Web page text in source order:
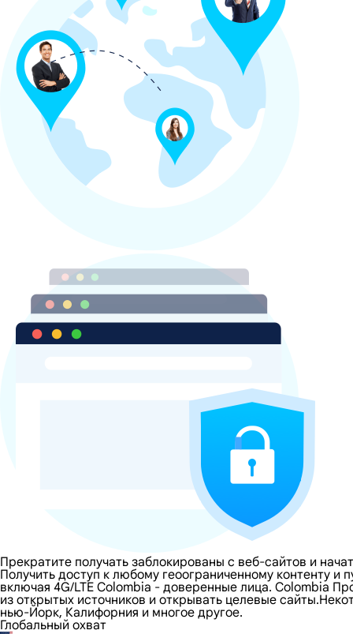
Прекратите получать заблокированы с веб-сайтов и
Получить доступ к любому геоограниченному контенту
включая 4G/LTE Colombia - доверенные лица. Colombia
из открытых источников и открывать целевые
нью-Йорк, Калифорния и многое другое.
Глобальный охват